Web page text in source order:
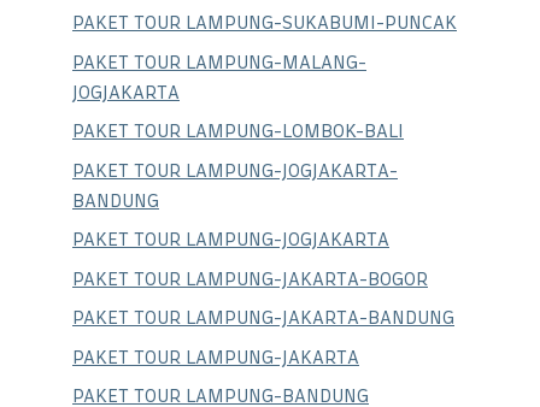
PAKET TOUR LAMPUNG-SUKABUMI-PUNCAK
PAKET TOUR LAMPUNG-MALANG-
JOGJAKARTA
PAKET TOUR LAMPUNG-LOMBOK-BALI
PAKET TOUR LAMPUNG-JOGJAKARTA-
BANDUNG
PAKET TOUR LAMPUNG-JOGJAKARTA
PAKET TOUR LAMPUNG-JAKARTA-BOGOR
PAKET TOUR LAMPUNG-JAKARTA-BANDUNG
PAKET TOUR LAMPUNG-JAKARTA
PAKET TOUR LAMPUNG-BANDUNG